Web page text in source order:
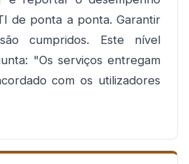
de ponta a ponta. Garantir
cumpridos. Este nível
"Os serviços entregam
com os utilizadores